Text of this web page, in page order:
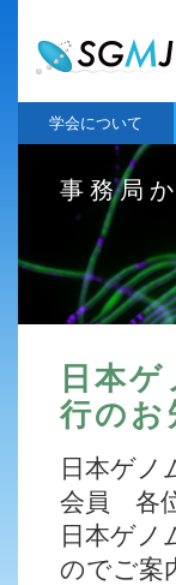
学会について
事務局
日本
行のお
日本ゲノ
会員 各
日本ゲノ
のでご案